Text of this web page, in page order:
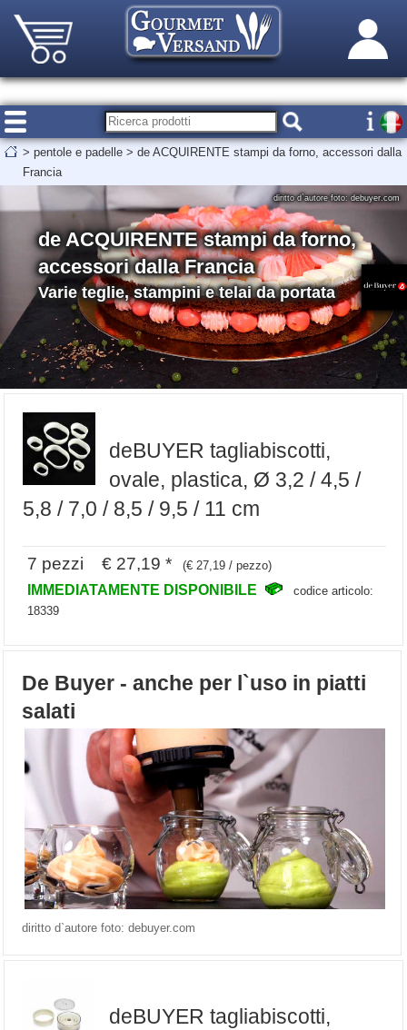
> pentole e padelle > de ACQUIRENTE stampi da forno, accessori dalla
Francia
de ACQUIRENTE stampi da forno,
accessori dalla Francia
Varie teglie, stampini e telai da portata
diritto d`autore foto: debuyer.com
deBUYER tagliabiscotti,
ovale, plastica, Ø 3,2 / 4,5 /
5,8 / 7,0 / 8,5 / 9,5 / 11 cm
7 pezzi € 27,19 * (€ 27,19 / pezzo)
IMMEDIATAMENTE DISPONIBILE
codice articolo:
18339
De Buyer - anche per l`uso in piatti
salati
diritto d`autore foto: debuyer.com
deBUYER tagliabiscotti,